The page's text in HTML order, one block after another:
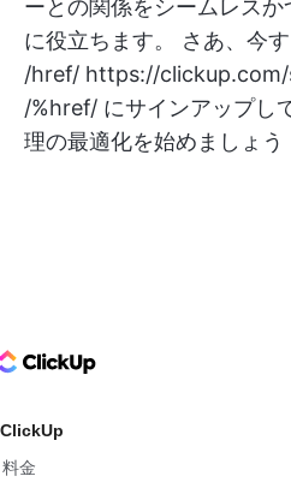
ーとの関係をシームレス
に役立ちます。 さあ、今す
/href/ https://
/%href/ にサインアップし
理の最適化を始めましょう
Logo
ClickUp
料金